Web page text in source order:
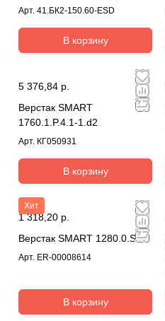
RAL7035)
Арт. 41.БК2-150.60-ESD
В корзину
5 376,84 р.
Верстак SMART
1760.1.P.4.1-1.d2
Арт. КГ050931
В корзину
Хит
1 318,20 р.
Верстак SMART 1280.0.S4.0
Арт. ER-00008614
В корзину